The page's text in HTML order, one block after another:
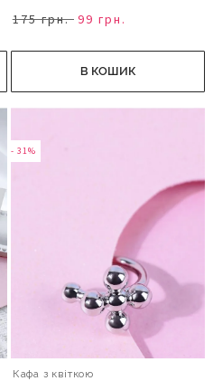
175 грн. 99 грн.
В КОШИК
- 31%
Кафа з квіткою